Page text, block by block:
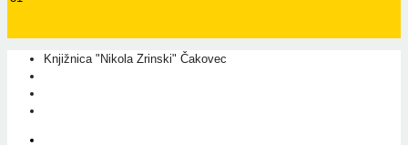
Knjižnica "Nikola Zrinski" Čakovec